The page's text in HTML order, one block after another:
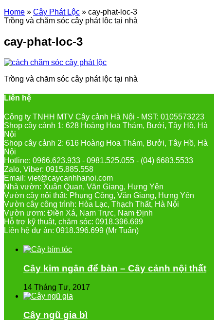
Home » Cây Phát Lộc » cay-phat-loc-3
Trồng và chăm sóc cây phát lộc tại nhà
cay-phat-loc-3
Trồng và chăm sóc cây phát lộc tại nhà
Liên hệ
Công ty TNHH MTV Cây cảnh Hà Nội - MST: 0105573223
Shop cây cảnh 1: 628 Hoàng Hoa Thám, Bưởi, Tây Hồ, Hà
Nội
Shop cây cảnh 2: 616 Hoàng Hoa Thám, Bưởi, Tây Hồ, Hà
Nội
Hotline: 0966.623.933 - 0981.525.055 - (04) 6683.5533
Zalo, Viber: 0915.885.558
Email: viet@caycanhhanoi.com
Nhà vườn: Xuân Quan, Văn Giang, Hưng Yên
Vườn cây nội thất: Phụng Công, Văn Giang, Hưng Yên
Vườn cây công trình: Hòa Lạc, Thạch Thất, Hà Nội
Vườn ươm: Điền Xá, Nam Trực, Nam Định
Hỗ trợ kỹ thuật, chăm sóc: 0918.396.699
Liên hệ dự án: 0918.396.699 (Mr Tuấn)
Cây kim ngân để bàn – Cây cảnh nội thất
14 Tháng Tư, 2017
Cây ngũ gia bì